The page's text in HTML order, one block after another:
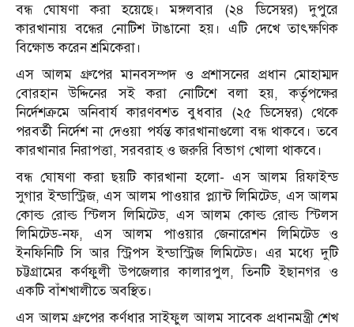
বন্ধ ঘোষণা করা হয়েছে। মঙ্গলবার (২৪ ডিসেম্বর) দুপুরে
কারখানায় বন্ধের নোটিশ টাঙানো হয়। এটি দেখে তাৎক্ষণিক
বিক্ষোভ করেন শ্রমিকেরা।
এস আলম গ্রুপের মানবসম্পদ ও প্রশাসনের প্রধান মোহাম্মদ
বোরহান উদ্দিনের সই করা নোটিশে বলা হয়, কর্তৃপক্ষের
নির্দেশক্রমে অনিবার্য কারণবশত বুধবার (২৫ ডিসেম্বর) থেকে
পরবর্তী নির্দেশ না দেওয়া পর্যন্ত কারখানাগুলো বন্ধ থাকবে। তবে
কারখানার নিরাপত্তা, সরবরাহ ও জরুরি বিভাগ খোলা থাকবে।
বন্ধ ঘোষণা করা ছয়টি কারখানা হলো- এস আলম রিফাইন্ড
সুগার ইন্ডাস্ট্রিজ, এস আলম পাওয়ার প্ল্যান্ট লিমিটেড, এস আলম
কোল্ড রোল্ড স্টিলস লিমিটেড, এস আলম কোল্ড রোল্ড স্টিলস
লিমিটেড-নফ, এস আলম পাওয়ার জেনারেশন লিমিটেড ও
ইনফিনিটি সি আর স্ট্রিপস ইন্ডাস্ট্রিজ লিমিটেড। এর মধ্যে দুটি
চট্টগ্রামের কর্ণফুলী উপজেলার কালারপুল, তিনটি ইছানগর ও
একটি বাঁশখালীতে অবস্থিত।
এস আলম গ্রুপের কর্ণধার সাইফুল আলম সাবেক প্রধানমন্ত্রী শেখ